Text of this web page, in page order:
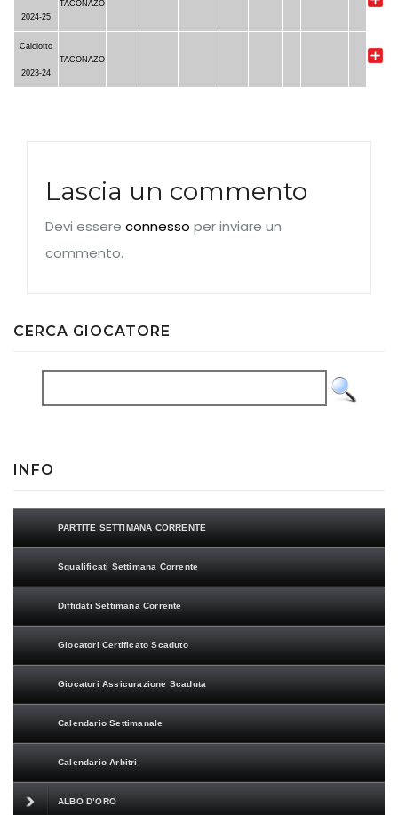
2024-25
TACONAZO
Calciotto
2023-24
TACONAZO
Lascia un commento
Devi essere connesso per inviare un
commento.
CERCA GIOCATORE
INFO
PARTITE SETTIMANA CORRENTE
Squalificati Settimana Corrente
Diffidati Settimana Corrente
Giocatori Certificato Scaduto
Giocatori Assicurazione Scaduta
Calendario Settimanale
Calendario Arbitri
ALBO D’ORO